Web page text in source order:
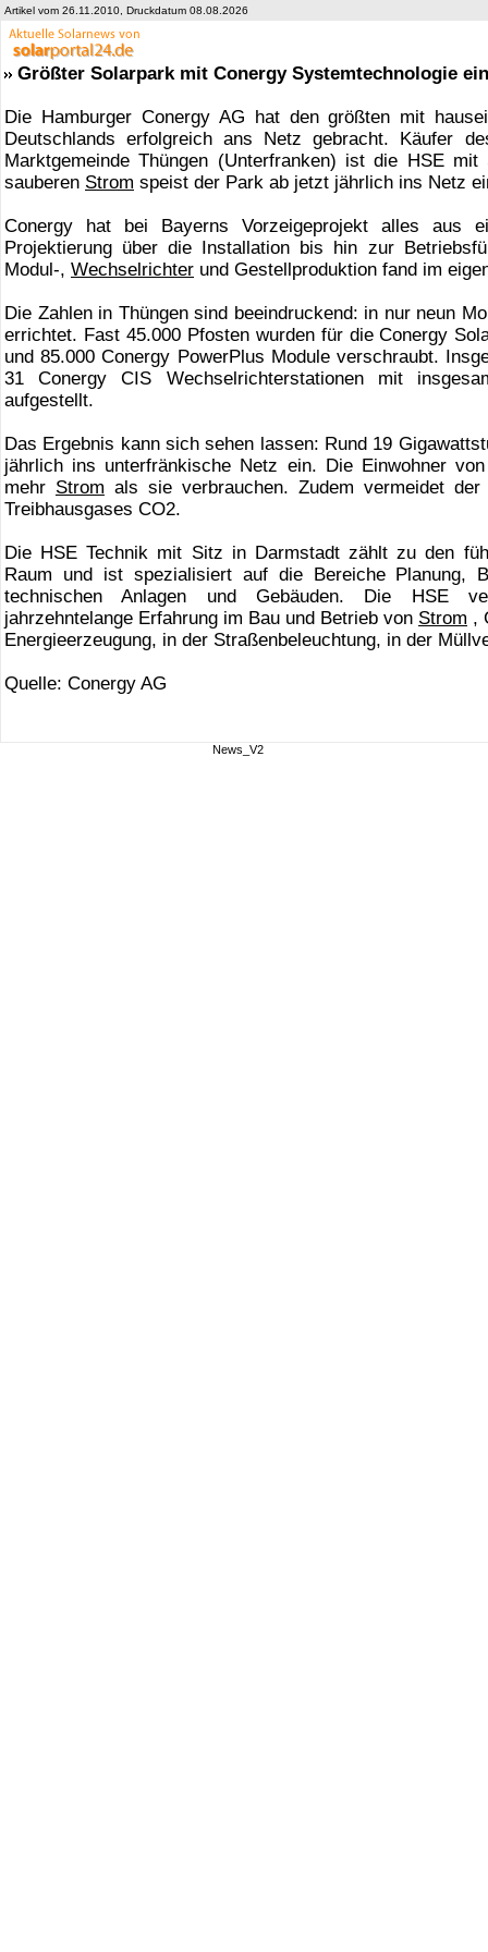
Artikel vom 26.11.2010, Druckdatum 08.08.2026
Größter Solarpark mit Conergy Systemtechnologie
Die Hamburger Conergy AG hat den größten mit
Deutschlands erfolgreich ans Netz gebracht. Käufer
Marktgemeinde Thüngen (Unterfranken) ist die HSE
sauberen Strom speist der Park ab jetzt jährlich ins Netz
Conergy hat bei Bayerns Vorzeigeprojekt alles aus
Projektierung über die Installation bis hin zur
Modul-, Wechselrichter und Gestellproduktion fand im
Die Zahlen in Thüngen sind beeindruckend: in nur neun
errichtet. Fast 45.000 Pfosten wurden für die Conergy
und 85.000 Conergy PowerPlus Module verschraubt.
31 Conergy CIS Wechselrichterstationen mit
aufgestellt.
Das Ergebnis kann sich sehen lassen: Rund 19
jährlich ins unterfränkische Netz ein. Die Einwohner
mehr Strom als sie verbrauchen. Zudem vermeidet
Treibhausgases CO2.
Die HSE Technik mit Sitz in Darmstadt zählt zu den
Raum und ist spezialisiert auf die Bereiche Planung,
technischen Anlagen und Gebäuden. Die HSE
jahrzehntelange Erfahrung im Bau und Betrieb von Strom ,
Energieerzeugung, in der Straßenbeleuchtung, in der
Quelle: Conergy AG
News_V2